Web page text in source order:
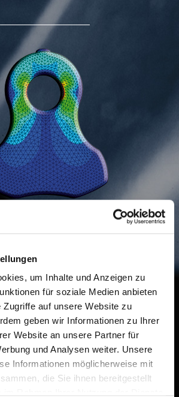
um Inhalte und Anzeigen zu
für soziale Medien anbieten
Zugriffe auf unsere Website zu
geben wir Informationen zu Ihrer
Website an unsere Partner für
und Analysen weiter. Unsere
Informationen möglicherweise mit
die Sie ihnen bereitgestellt
na zużycie. Innowacyjne
trwałość i podnosi
procesy produkcyjne pozwalają
produkty o stałej jakości na
poziomie. Przekonujące
użytkowe naszych produktów
klientom niezawodne i